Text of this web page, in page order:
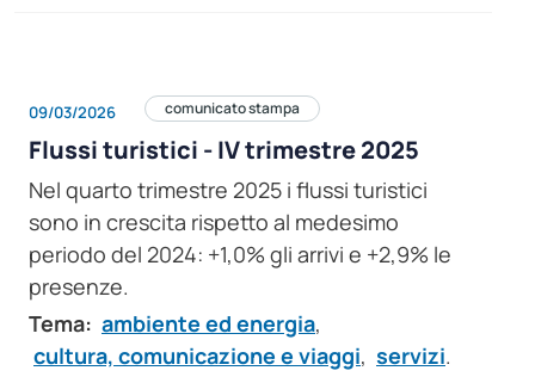
09/03/2026 comunicato stampa
Flussi turistici - IV trimestre 2025
Nel quarto trimestre 2025 i flussi turistici
sono in crescita rispetto al medesimo
periodo del 2024: +1,0% gli arrivi e +2,9% le
presenze.
Tema: ambiente ed energia,
cultura, comunicazione e viaggi, servizi.